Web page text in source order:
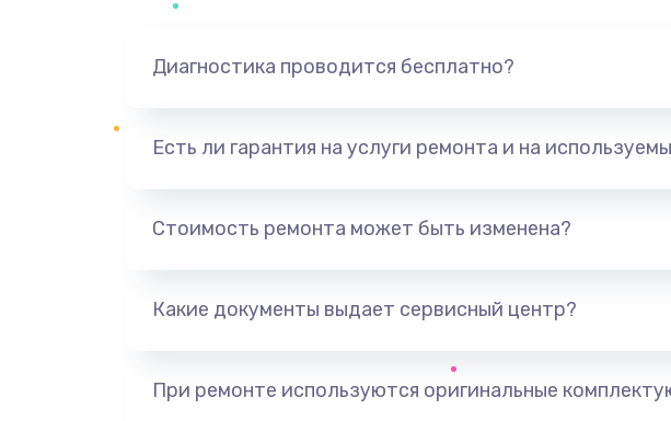
Диагностика проводится бесплатно?
Есть ли гарантия на услуги ремонта и на
Стоимость ремонта может быть изменена?
Какие документы выдает сервисный центр?
При ремонте используются оригинальные